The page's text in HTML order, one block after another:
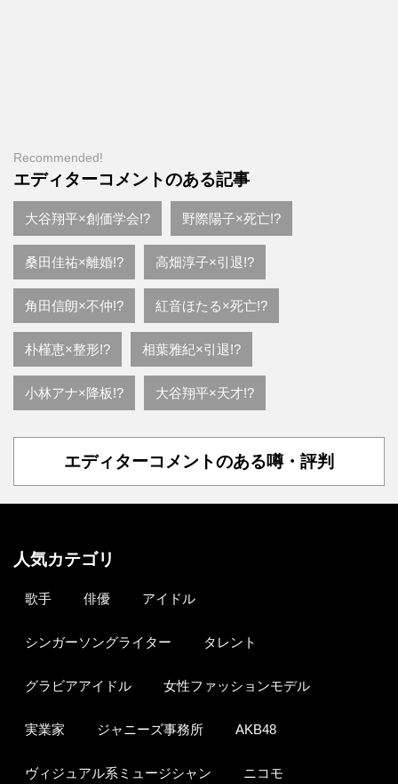
Recommended!
エディターコメントのある記事
大谷翔平×創価学会!? 野際陽子×死亡!?
桑田佳祐×離婚!? 高畑淳子×引退!?
角田信朗×不仲!? 紅音ほたる×死亡!?
朴槿恵×整形!? 相葉雅紀×引退!?
小林アナ×降板!? 大谷翔平×天才!?
エディターコメントのある噂・評判
人気カテゴリ
歌手 俳優 アイドル
シンガーソングライター タレント
グラビアアイドル 女性ファッションモデル
実業家 ジャニーズ事務所 AKB48
ヴィジュアル系ミュージシャン ニコモ